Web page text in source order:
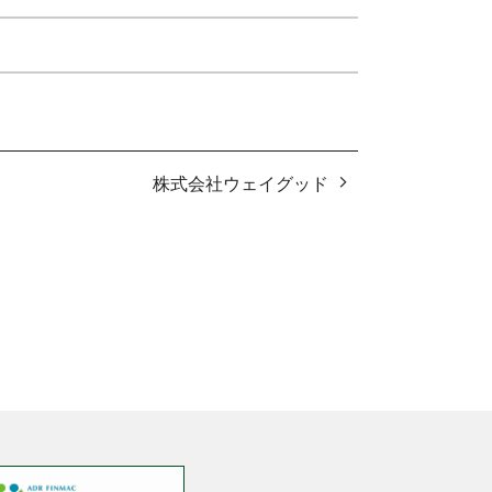
株式会社ウェイグッド